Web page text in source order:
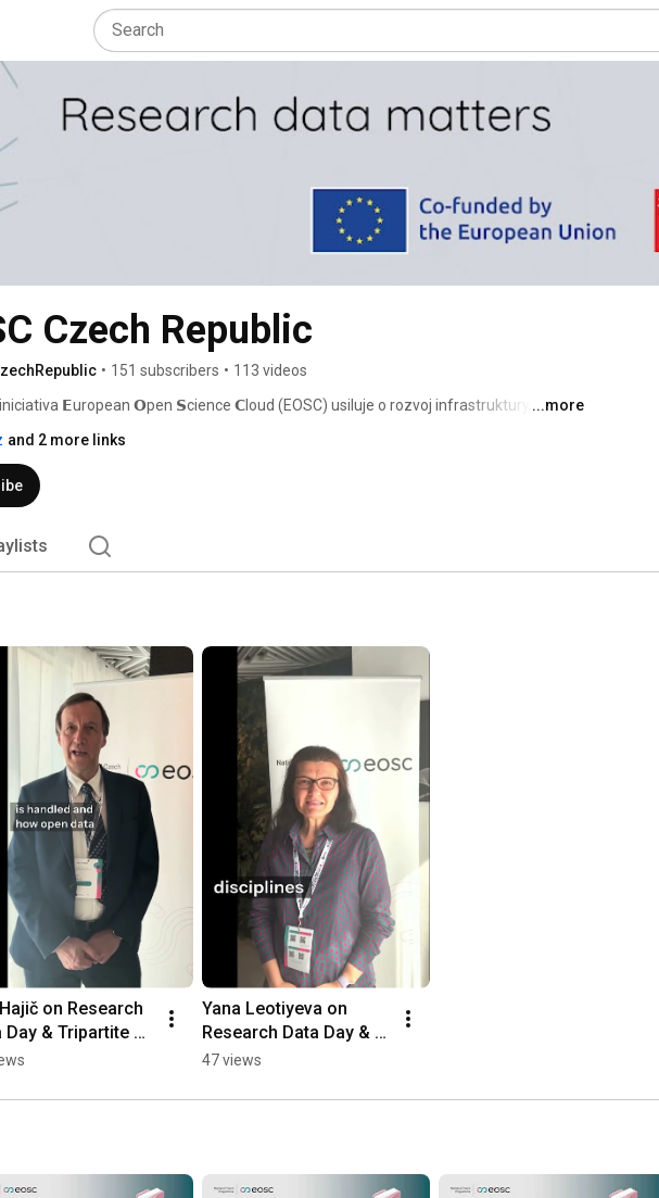
Czech Republic
• 151 subscribers • 113 videos
𝗘uropean 𝗢pen 𝗦cience 𝗖loud (EOSC) usiluje o rozvoj infrastruktury na ...more
and 2 more links
on Research
Day & Tripartite
Yana Leotiyeva on
Research Data Day &
Tripartite Event: Key
47 views